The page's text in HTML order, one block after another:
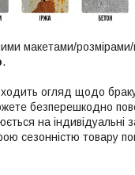
макетами/
.
огляд щодо
безперешкодно
на індивідуальні
сезонністю товару